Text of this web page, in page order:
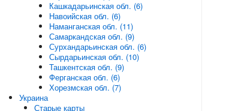
Кашкадарьинская обл. (6)
Навоийская обл. (6)
Наманганская обл. (11)
Самаркандская обл. (9)
Сурхандарьинская обл. (6)
Сырдарьинская обл. (10)
Ташкентская обл. (9)
Ферганская обл. (6)
Хорезмская обл. (7)
Украина
Старые карты